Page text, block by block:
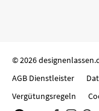
© 2026
AGB Dienstleister
Vergütungsregeln